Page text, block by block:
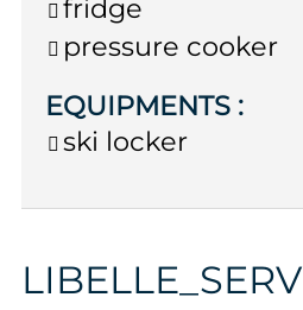
fridge
pressure cooker
EQUIPMENTS :
ski locker
LIBELLE_SERV